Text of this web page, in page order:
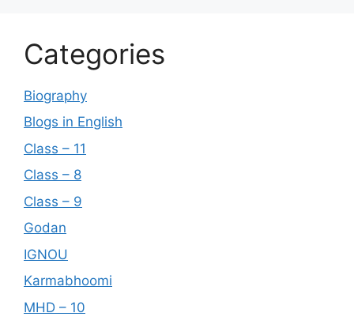
Categories
Biography
Blogs in English
Class – 11
Class – 8
Class – 9
Godan
IGNOU
Karmabhoomi
MHD – 10